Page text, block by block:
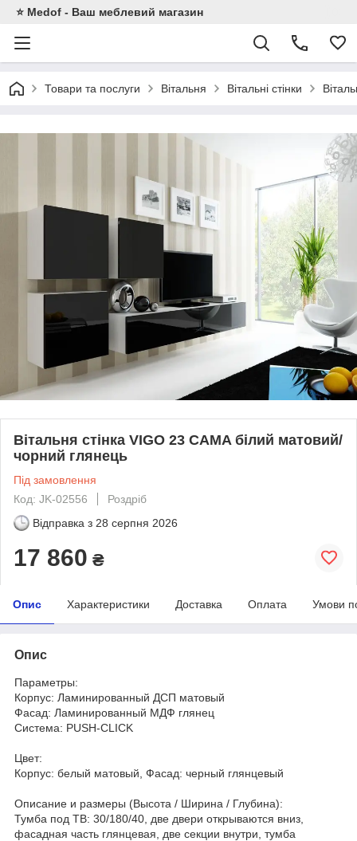
⭐ Medof - Ваш меблевий магазин
Товари та послуги Вітальня Вітальні стінки
Вітальня стінка VIGO 23 CAMA білий матовий/
чорний глянець
Під замовлення
Код: JK-02556
Роздріб
Відправка з 28 серпня 2026
17 860 ₴
Опис Характеристики Доставка Оплата Умови
Опис
Параметры:
Корпус: Ламинированный ДСП матовый
Фасад: Ламинированный МДФ глянец
Система: PUSH-CLICK
Цвет:
Корпус: белый матовый, Фасад: черный глянцевый
Описание и размеры (Высота / Ширина / Глубина):
Тумба под ТВ: 30/180/40, две двери открываются вниз,
фасадная часть глянцевая, две секции внутри, тумба